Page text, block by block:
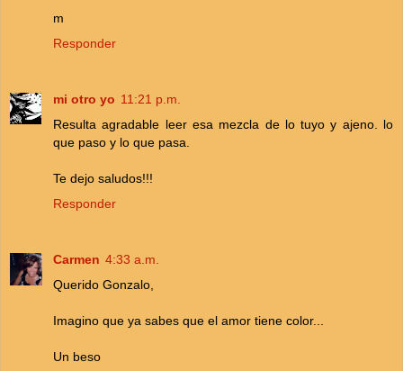
m
Responder
mi otro yo 11:21 p.m.
Resulta agradable leer esa mezcla de lo tuyo y ajeno. lo
que paso y lo que pasa.
Te dejo saludos!!!
Responder
Carmen 4:33 a.m.
Querido Gonzalo,
Imagino que ya sabes que el amor tiene color...
Un beso